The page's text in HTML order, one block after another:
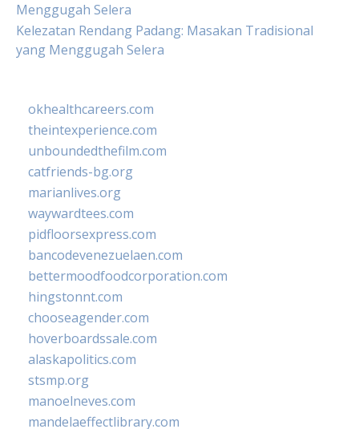
Menggugah Selera
Kelezatan Rendang Padang: Masakan Tradisional
yang Menggugah Selera
okhealthcareers.com
theintexperience.com
unboundedthefilm.com
catfriends-bg.org
marianlives.org
waywardtees.com
pidfloorsexpress.com
bancodevenezuelaen.com
bettermoodfoodcorporation.com
hingstonnt.com
chooseagender.com
hoverboardssale.com
alaskapolitics.com
stsmp.org
manoelneves.com
mandelaeffectlibrary.com